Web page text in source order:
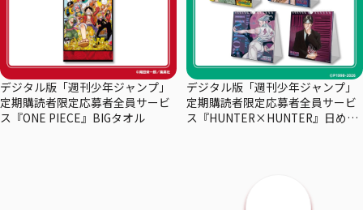
デジタル版「週刊少年ジャンプ」
定期購読者限定応募者全員サービ
ス『ONE PIECE』BIGタオル
デジタル版「週刊少年ジャンプ」
定期購読者限定応募者全員サービ
ス『HUNTER×HUNTER』日めく